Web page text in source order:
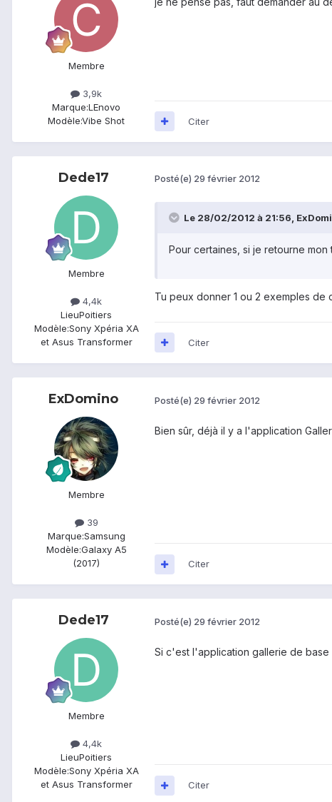
Membre
3,9k
Marque:LEnovo
Modèle:Vibe Shot Citer
Dede17
Membre
4,4k
LieuPoitiers
Modèle:Sony Xpéria XA
et Asus Transformer
Posté(e) 29 février 2012
Le 28/02/2012 à 21:56,
Pour certaines, si je retourne
Tu peux donner 1 ou 2 exemples de
Citer
ExDomino
Membre
39
Marque:Samsung
Modèle:Galaxy A5
(2017)
Posté(e) 29 février 2012
Bien sûr, déjà il y a l'application
Citer
Dede17
Membre
4,4k
LieuPoitiers
Modèle:Sony Xpéria XA
et Asus Transformer
Posté(e) 29 février 2012
Si c'est l'application gallerie de base
Citer